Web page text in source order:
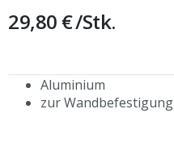
29,80 €/Stk.
Aluminium
zur Wandbefestigung